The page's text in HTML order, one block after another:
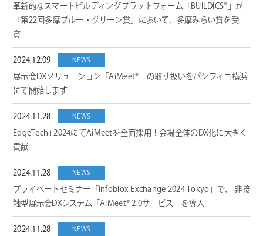
革新的なスマートビルディングプラットフォーム「BUILDICS®」が
「第22回多摩ブルー・グリーン賞」において、多摩みらい賞を受
賞
2024.12.09 NEWS
展示会DXソリューション「AiMeet®」の取り扱いをパシフィコ横浜
にて開始します
2024.11.28 NEWS
EdgeTech+2024にてAiMeetを全面採用！会場全体のDX化に大きく
貢献
2024.11.28 NEWS
プライベートセミナー「Infoblox Exchange 2024 Tokyo」で、 非接
触型展示会DXシステム「AiMeet® 2.0サービス」を導入
2024.11.28 NEWS